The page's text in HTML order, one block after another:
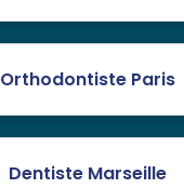
Orthodontiste Paris
Dentiste Marseille